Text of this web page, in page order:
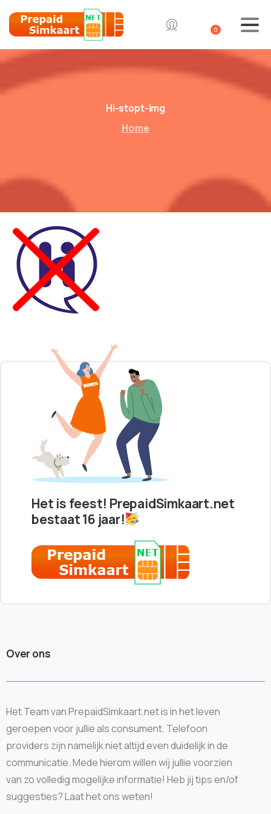
0
Hi-stopt-img
Home
Het is feest! PrepaidSimkaart.net
bestaat 16 jaar!
Over ons
Het Team van PrepaidSimkaart.net is in het leven
geroepen voor jullie als consument. Telefoon
providers zijn namelijk niet altijd even duidelijk in de
communicatie. Mede hierom willen wij jullie voorzien
van zo volledig mogelijke informatie! Heb jij tips en/of
suggesties? Laat het ons weten!